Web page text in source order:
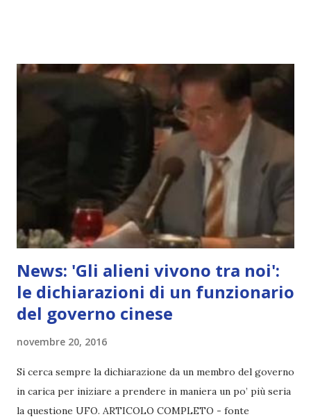
News: 'Gli alieni vivono tra noi':
le dichiarazioni di un funzionario
del governo cinese
novembre 20, 2016
Si cerca sempre la dichiarazione da un membro del governo
in carica per iniziare a prendere in maniera un po’ più seria
la questione UFO. ARTICOLO COMPLETO - fonte